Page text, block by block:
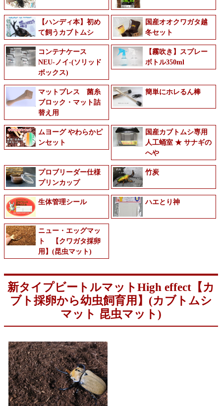
【ハンディ本】初め
て飼うカブトムシ
国産オオクワガタ越
冬セット
コンテナケース
NEU-ノイ-(ソリッド
ボックス)
【霧吹き】スプレー
ボトル350ml
マットプレス 菌糸
ブロック・マット詰
替え用
簡単にホレるん棒
ムヨーグ やわらかピ
ンセット
国産カブトムシ専用
人工蛹室 ★ サナギの
へや
プロブリーダー仕様
プリンカップ
竹炭
生体管理シール ハエとり神
ニュー・エッグマッ
ト 【クワガタ採卵
用】(昆虫マット)
新タイプビートルマットHigh effect【カ
ブト採卵から幼虫飼育用】(カブトムシ
マット 昆虫マット)